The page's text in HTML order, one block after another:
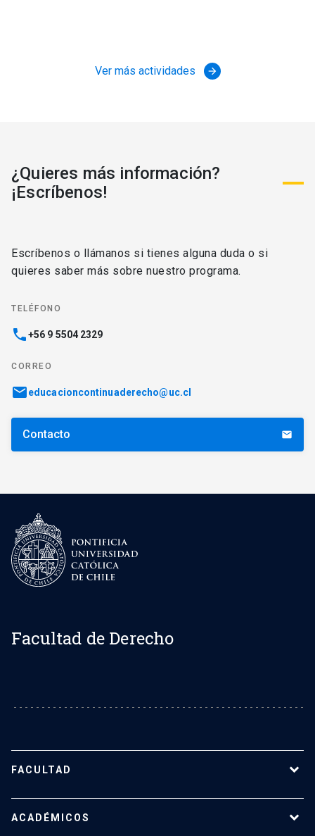
Ver más actividades arrow_forward
¿Quieres más información?
¡Escríbenos!
Escríbenos o llámanos si tienes alguna duda o si
quieres saber más sobre nuestro programa.
TELÉFONO
phone+56 9 5504 2329
CORREO
emaileducacioncontinuaderecho@uc.cl
Contacto email
Facultad de Derecho
FACULTAD
ACADÉMICOS